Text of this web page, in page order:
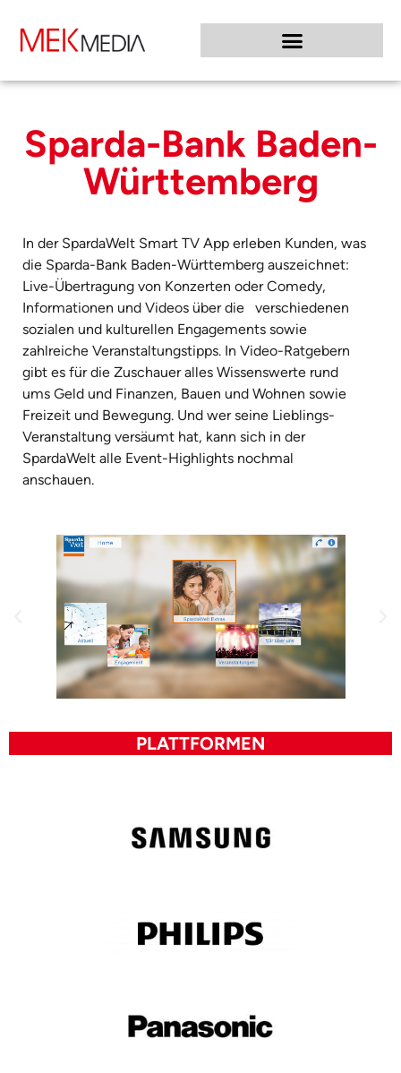
Sparda-Bank Baden-
Württemberg
In der SpardaWelt Smart TV App erleben Kunden, was
die Sparda-Bank Baden-Württemberg auszeichnet:
Live-Übertragung von Konzerten oder Comedy,
Informationen und Videos über die verschiedenen
sozialen und kulturellen Engagements sowie
zahlreiche Veranstaltungstipps. In Video-Ratgebern
gibt es für die Zuschauer alles Wissenswerte rund
ums Geld und Finanzen, Bauen und Wohnen sowie
Freizeit und Bewegung. Und wer seine Lieblings-
Veranstaltung versäumt hat, kann sich in der
SpardaWelt alle Event-Highlights nochmal
anschauen.
PLATTFORMEN